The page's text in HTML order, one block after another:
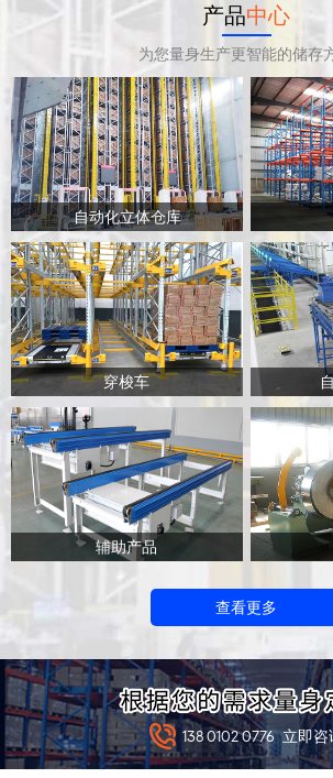
产品中心
为您量身生产更智能的储存
自动化立体仓库
穿梭车
辅助产品
查看更多
138 0102 0776 立即咨